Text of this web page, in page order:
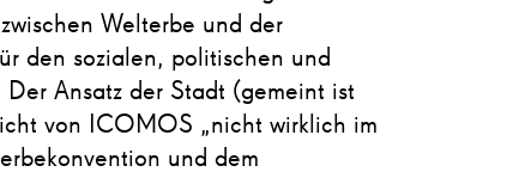
Welterbe und der
den sozialen, politischen und
Ansatz der Stadt (gemeint ist
von ICOMOS „nicht wirklich im
und dem